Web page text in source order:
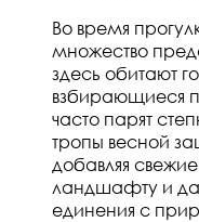
Во время
множество
здесь обитают
взбирающиеся
часто парят
тропы весной
добавляя
ландшафту и
единения с